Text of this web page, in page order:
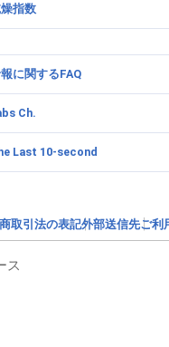
指数
に関するFAQ
Ch.
Last 10-second
取引法の表記外部送信先ご利
ス